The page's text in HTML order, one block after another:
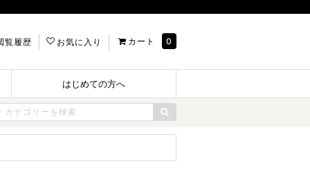
覧履歴 お気に入り カート 0
はじめての方へ